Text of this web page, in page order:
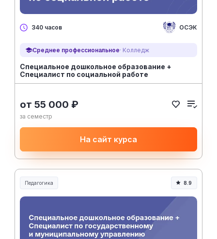
340 часов ОСЭК
Среднее профессиональное· Колледж
Специальное дошкольное образование +
Специалист по социальной работе
от 55 000 ₽
за семестр
На сайт курса
Педагогика
Образование и педагогика
8.9